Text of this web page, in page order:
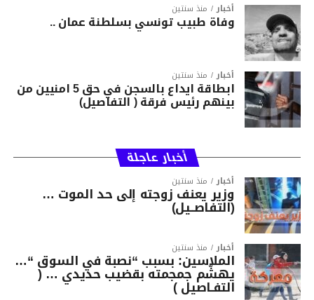
أخبار منذ سنتين
وفاة طبيب تونسي بسلطنة عمان ..
أخبار منذ سنتين
ابطاقة ايداع بالسجن في حق 5 امنيين من
بينهم رئيس فرقة ( التفاصيل)
أخبار عاجلة
أخبار منذ سنتين
وزير يعنف زوجته إلى حد الموت …
(التفاصــيل)
أخبار منذ سنتين
الملاسين: بسبب “نصبة في السوق “…
يهشّم جمجمته بقضيب حديدي … (
التفـاصيل )